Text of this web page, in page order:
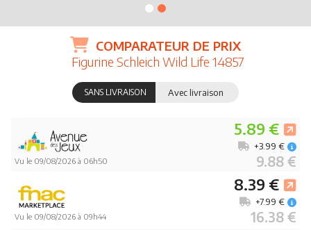
COMPARATEUR DE PRIX
Figurine Schleich Wild Life 14857
SANS LIVRAISON Avec livraison
Vu le 09/08/2026 à 06h50
5.89 €
9.88 €
+3.99 €
Vu le 09/08/2026 à 09h44
8.39 €
16.38 €
+7.99 €